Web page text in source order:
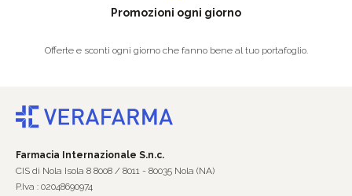
Promozioni ogni giorno
Offerte e sconti ogni giorno che fanno bene al tuo portafoglio.
Farmacia Internazionale S.n.c.
CIS di Nola Isola 8 8008 / 8011 - 80035 Nola (NA)
P.Iva : 02048690974